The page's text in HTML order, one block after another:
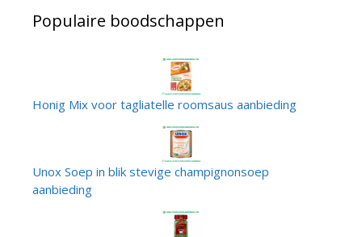
Populaire boodschappen
Honig Mix voor tagliatelle roomsaus aanbieding
Unox Soep in blik stevige champignonsoep
aanbieding